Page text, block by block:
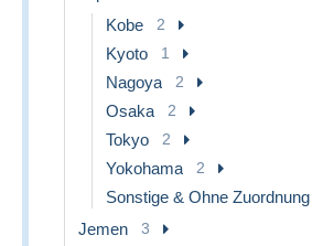
Kobe 2
Kyoto 1
Nagoya 2
Osaka 2
Tokyo 2
Yokohama 2
Sonstige & Ohne Zuordnung
Jemen 3